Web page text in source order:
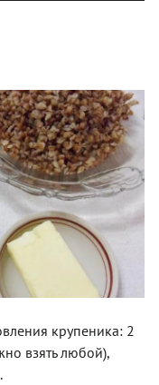
крупеника: 2
взять любой),